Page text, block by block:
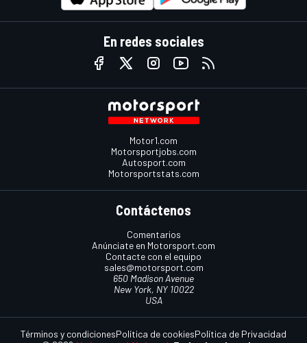
En redes sociales
Motor1.com
Motorsportjobs.com
Autosport.com
Motorsportstats.com
Contáctenos
Comentarios
Anúnciate en Motorsport.com
Contacte con el equipo
sales@motorsport.com
650 Madison Avenue
New York, NY 10022
USA
Términos y condicionesPolítica de cookiesPolítica de Privacidad